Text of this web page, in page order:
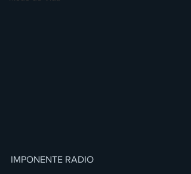
IMPONENTE RADIO